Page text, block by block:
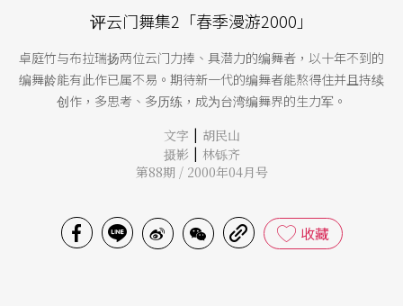
评云门舞集2「春季漫游2000」
卓庭竹与布拉瑞扬两位云门力捧、具潜力的编舞者，以十年不到的
编舞龄能有此作已属不易。期待新一代的编舞者能熬得住并且持续
创作，多思考、多历练，成为台湾编舞界的生力军。
文字 | 胡民山
摄影 | 林铄齐
第88期 / 2000年04月号
收藏